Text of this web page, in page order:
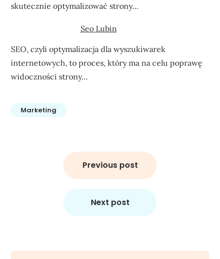
skutecznie optymalizować strony…
Seo Lubin
SEO, czyli optymalizacja dla wyszukiwarek
internetowych, to proces, który ma na celu poprawę
widoczności strony…
Marketing
Previous post
Next post